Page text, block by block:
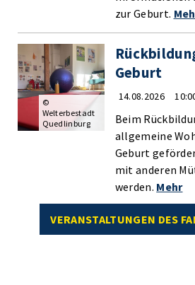
zur Geburt.
Geburt
14.08.2026
Beim
allgemeine
Geburt
mit anderen
werden. Mehr
©
Welterbestadt
Quedlinburg
VERANSTALTUNGEN DES